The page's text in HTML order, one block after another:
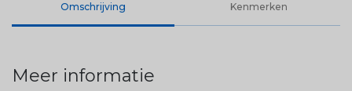
Omschrijving Kenmerken
Meer informatie